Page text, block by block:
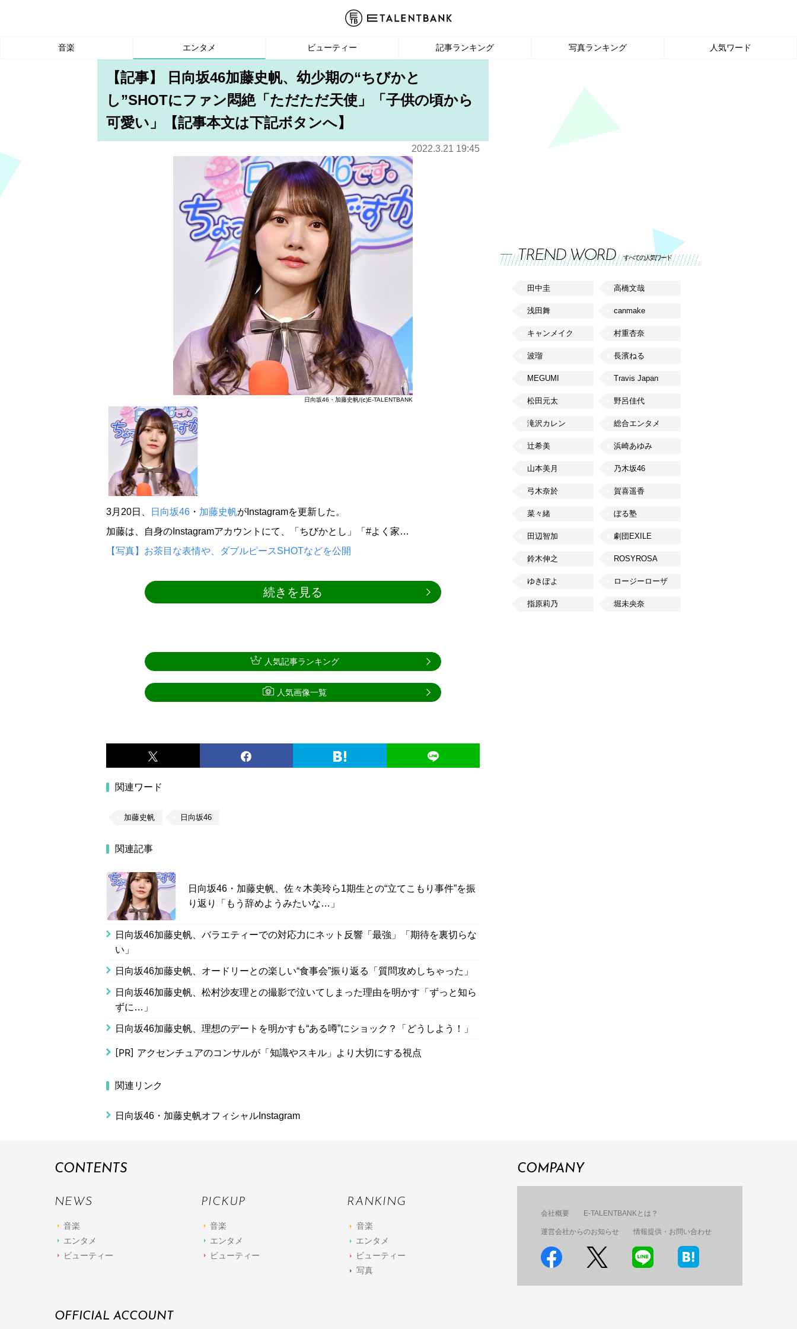
音楽 エンタメ ビューティー 記事ランキング 写真ランキング 人気ワード
【記事】 日向坂46加藤史帆、幼少期の“ちびかと
し”SHOTにファン悶絶「ただただ天使」「子供の頃から
可愛い」【記事本文は下記ボタンへ】
2022.3.21 19:45
日向坂46・加藤史帆/(ⅽ)E-TALENTBANK
3月20日、 日向坂46 ・ 加藤史帆がInstagramを更新した。
加藤は、自身のInstagramアカウントにて、「ちびかとし」「#よく家…
【写真】お茶目な表情や、ダブルピースSHOTなどを公開
続きを見る
関連ワード
加藤史帆 日向坂46
関連記事
日向坂46・加藤史帆、佐々木美玲ら1期生との“立てこもり事件”を振
り返り「もう辞めようみたいな…」
日向坂46加藤史帆、バラエティーでの対応力にネット反響「最強」「期待を裏切らな
い」
日向坂46加藤史帆、オードリーとの楽しい“食事会”振り返る「質問攻めしちゃった」
日向坂46加藤史帆、松村沙友理との撮影で泣いてしまった理由を明かす「ずっと知ら
ずに…」
日向坂46加藤史帆、理想のデートを明かすも“ある噂”にショック？「どうしよう！」
[PR] アクセンチュアのコンサルが「知識やスキル」より大切にする視点
関連リンク
日向坂46・加藤史帆オフィシャルInstagram
人気記事ランキング
人気画像一覧
TREND WORD すべての人気ワード
田中圭 高橋文哉
浅田舞 canmake
キャンメイク 村重杏奈
波瑠 長濱ねる
MEGUMI Travis Japan
松田元太 野呂佳代
滝沢カレン 総合エンタメ
辻希美 浜崎あゆみ
山本美月 乃木坂46
弓木奈於 賀喜遥香
菜々緒 ぼる塾
田辺智加 劇団EXILE
鈴木伸之 ROSYROSA
ゆきぽよ ロージーローザ
指原莉乃 堀未央奈
CONTENTS
NEWS
音楽
エンタメ
ビューティー
PICKUP
音楽
エンタメ
ビューティー
RANKING
音楽
エンタメ
ビューティー
写真
COMPANY
会社概要 E-TALENTBANKとは？
運営会社からのお知らせ 情報提供・お問い合わせ
OFFICIAL ACCOUNT